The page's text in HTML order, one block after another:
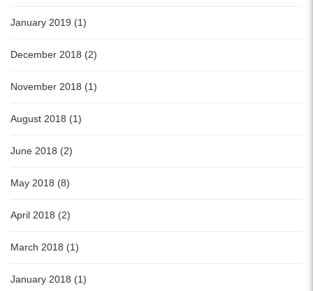
January 2019 (1)
December 2018 (2)
November 2018 (1)
August 2018 (1)
June 2018 (2)
May 2018 (8)
April 2018 (2)
March 2018 (1)
January 2018 (1)